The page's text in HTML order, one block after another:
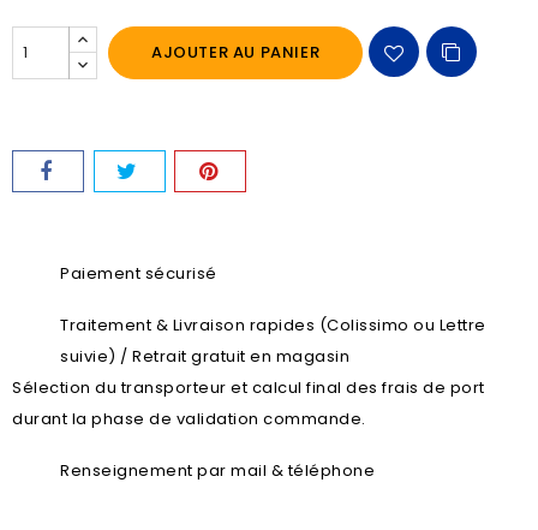
AJOUTER AU PANIER
Paiement sécurisé
Traitement & Livraison rapides (Colissimo ou Lettre
suivie) / Retrait gratuit en magasin
Sélection du transporteur et calcul final des frais de port
durant la phase de validation commande.
Renseignement par mail & téléphone